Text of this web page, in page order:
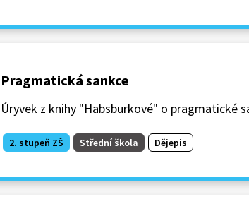
Pragmatická sankce
Úryvek z knihy "Habsburkové" o pragmatické
2. stupeň ZŠ Střední škola Dějepis